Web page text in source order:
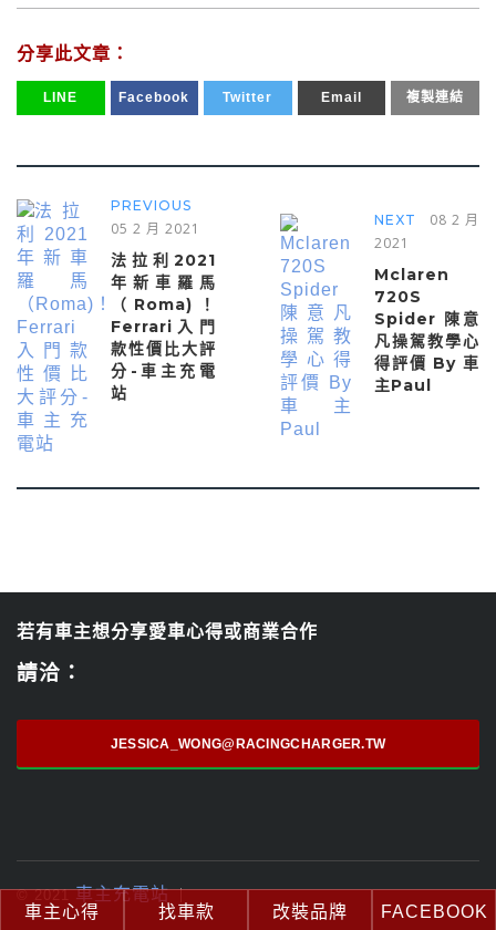
分享此文章：
LINE Facebook Twitter Email 複製連結
PREVIOUS
05 2 月 2021
法拉利2021
年新車羅馬
（Roma)！
Ferrari入門
款性價比大評
分-車主充電
站
NEXT
08 2 月
2021
Mclaren
720S
Spider 陳意
凡操駕教學心
得評價 By 車
主Paul
若有車主想分享愛車心得或商業合作
請洽：
JESSICA_WONG@RACINGCHARGER.TW
© 2021車主充電站
車主心得
找車款 改裝品牌 FACEBOOK